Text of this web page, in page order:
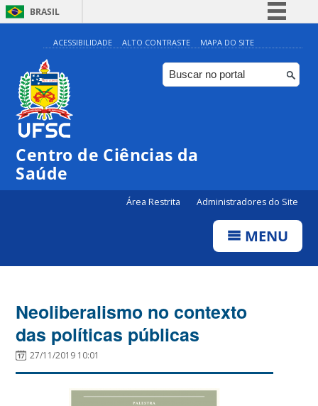
BRASIL
Simplifique!
Comunica BR
Participe
ACESSIBILIDADE ALTO CONTRASTE MAPA DO SITE
Centro de Ciências da
Saúde
Área Restrita Administradores do Site
MENU
Neoliberalismo no contexto
das políticas públicas
27/11/2019 10:01